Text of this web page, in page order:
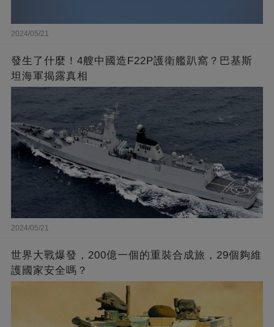
2024/05/21
發生了什麼！4艘中國造F22P護衛艦趴窩？巴基斯
坦海軍揭露真相
2024/05/21
世界大戰爆發，200億一個的重裝合成旅，29個夠維
護國家安全嗎？